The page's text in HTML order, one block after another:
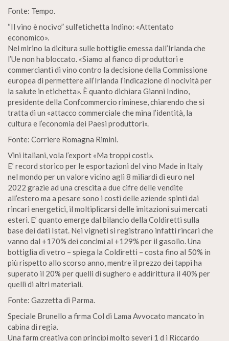
Fonte: Tempo.
“Il vino è nocivo” sull’etichetta Indino: «Attentato
economico».
Nel mirino la dicitura sulle bottiglie emessa dall’Irlanda che
l’Ue non ha bloccato. «Siamo al fianco di produttori e
commercianti di vino contro la decisione della Commissione
europea di permettere all’Irlanda l’indicazione di nocività per
la salute in etichetta». È quanto dichiara Gianni Indino,
presidente della Confcommercio riminese, chiarendo che si
tratta di un «attacco commerciale che mina l’identità, la
cultura e l’economia dei Paesi produttori».
Fonte: Corriere Romagna Rimini.
Vini italiani, vola l’export «Ma troppi costi».
E’ record storico per le esportazioni del vino Made in Italy
nel mondo per un valore vicino agli 8 miliardi di euro nel
2022 grazie ad una crescita a due cifre delle vendite
all’estero ma a pesare sono i costi delle aziende spinti dai
rincari energetici, il moltiplicarsi delle imitazioni sui mercati
esteri. E’ quanto emerge dal bilancio della Coldiretti sulla
base dei dati Istat. Nei vigneti si registrano infatti rincari che
vanno dal +170% dei concimi al +129% per il gasolio. Una
bottiglia di vetro – spiega la Coldiretti – costa fino al 50% in
più rispetto allo scorso anno, mentre il prezzo dei tappi ha
superato il 20% per quelli di sughero e addirittura il 40% per
quelli di altri materiali.
Fonte: Gazzetta di Parma.
Speciale Brunello a firma Col di Lama Avvocato mancato in
cabina di regia.
Una farm creativa con princìpi molto severi 1 d i Riccardo